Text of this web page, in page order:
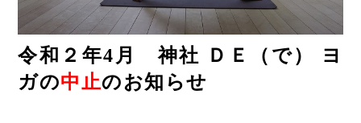
令和２年4 月 神社 ＤＥ（で） ヨ
ガの中止のお知らせ